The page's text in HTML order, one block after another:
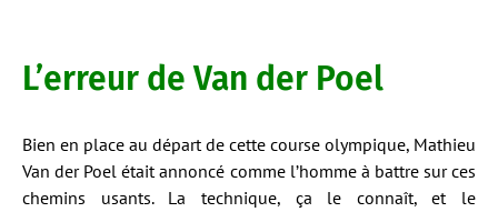
L’erreur de Van der Poel
Bien en place au départ de cette course olympique, Mathieu
Van der Poel était annoncé comme l’homme à battre sur ces
chemins usants. La technique, ça le connaît, et le